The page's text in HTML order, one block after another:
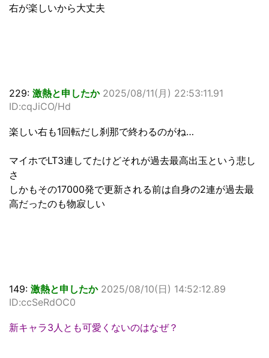
右が楽しいから大丈夫
229: 激熱と申したか 2025/08/11(月) 22:53:11.91
ID:cqJiCO/Hd
楽しい右も1回転だし刹那で終わるのがね…
マイホでLT3連してたけどそれが過去最高出玉という悲し
さ
しかもその17000発で更新される前は自身の2連が過去最
高だったのも物寂しい
149: 激熱と申したか 2025/08/10(日) 14:52:12.89
ID:ccSeRdOC0
新キャラ3人とも可愛くないのはなぜ？